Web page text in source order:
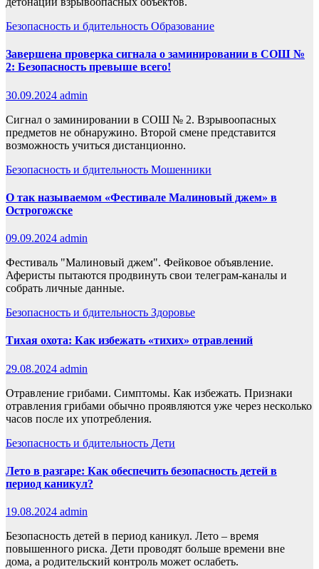
Безопасность и бдительность Образование
Завершена проверка сигнала о заминировании в СОШ №
2: Безопасность превыше всего!
30.09.2024 admin
Сигнал о заминировании в СОШ № 2. Взрывоопасных
предметов не обнаружино. Второй смене представится
возможность учиться дистанционно.
Безопасность и бдительность Мошенники
О так называемом «Фестивале Малиновый джем» в
Острогожске
09.09.2024 admin
Фестиваль "Малиновый джем". Фейковое объявление.
Аферисты пытаются продвинуть свои телеграм-каналы и
собрать личные данные.
Безопасность и бдительность Здоровье
Тихая охота: Как избежать «тихих» отравлений
29.08.2024 admin
Отравление грибами. Симптомы. Как избежать. Признаки
отравления грибами обычно проявляются уже через несколько
часов после их употребления.
Безопасность и бдительность Дети
Лето в разгаре: Как обеспечить безопасность детей в
период каникул?
19.08.2024 admin
Безопасность детей в период каникул. Лето – время
повышенного риска. Дети проводят больше времени вне
дома, а родительский контроль может ослабеть.